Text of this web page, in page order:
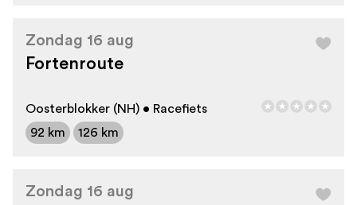
Zondag 16 aug
Fortenroute
Oosterblokker (NH) • Racefiets
92 km
126 km
Zondag 16 aug